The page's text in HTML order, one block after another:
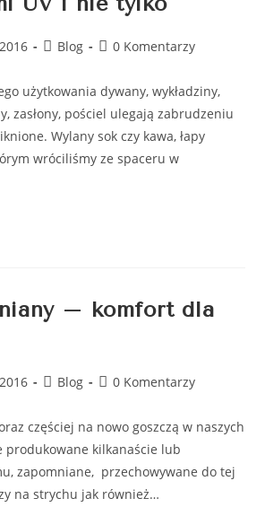
Blog 0 Komentarzy
użytkowania dywany, wykładziny,
zasłony, pościel ulegają zabrudzeniu
Wylany sok czy kawa, łapy
wróciliśmy ze spaceru w
– komfort dla
Blog 0 Komentarzy
częściej na nowo goszczą w naszych
produkowane kilkanaście lub
zapomniane, przechowywane do tej
na strychu jak również…